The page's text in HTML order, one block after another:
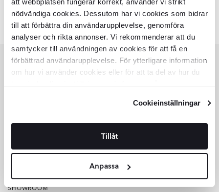
att webbplatsen fungerar korrekt, använder vi strikt
nödvändiga cookies. Dessutom har vi cookies som bidrar
till att förbättra din användarupplevelse, genomföra
analyser och rikta annonser. Vi rekommenderar att du
samtycker till användningen av cookies för att få en
förbättrad användarupplevelse. För ytterligare information
om hur vi använder cookies eller för att ta del av hur du
Cookieinställningar
Tillåt
Anpassa
Sommaräng - Kollektion av produkter | Hill Ceramic ®
Färger:
Liknande kollektioner
SYSTEM COLOR NEILA
Item
of
SPÅRA ORDER
KVALITET
LAGER
SHOWROOM